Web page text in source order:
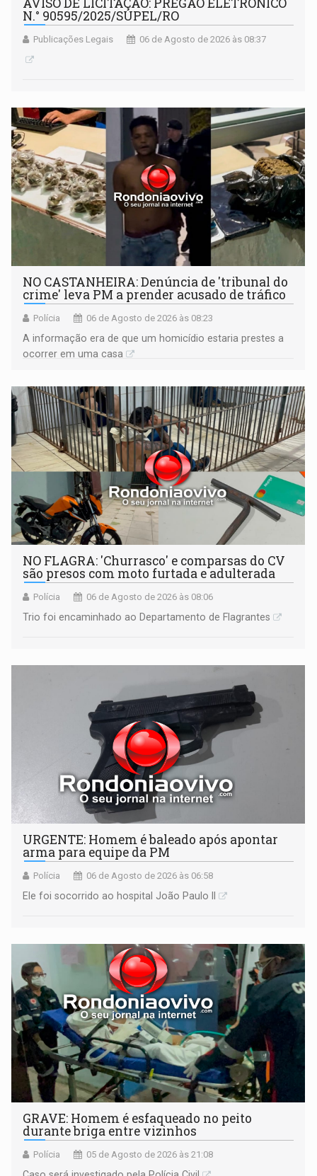
AVISO DE LICITAÇÃO: PREGÃO ELETRÔNICO
N.° 90595/2025/SUPEL/RO
Publicações Legais 06 de Agosto de 2026 às 08:37
NO CASTANHEIRA: ​Denúncia de 'tribunal do
crime' leva PM a prender acusado de tráfico
Polícia 06 de Agosto de 2026 às 08:23
A informação era de que um homicídio estaria prestes a
ocorrer em uma casa
NO FLAGRA: 'Churrasco' e comparsas do CV
são presos com moto furtada e adulterada
Polícia 06 de Agosto de 2026 às 08:06
Trio foi encaminhado ao Departamento de Flagrantes
URGENTE: Homem é baleado após apontar
arma para equipe da PM
Polícia 06 de Agosto de 2026 às 06:58
Ele foi socorrido ao hospital João Paulo II
GRAVE: Homem é esfaqueado no peito
durante briga entre vizinhos
Polícia 05 de Agosto de 2026 às 21:08